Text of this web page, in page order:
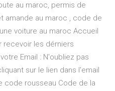
au maroc, permis de
amande au maroc , code de
voiture au maroc Accueil
recevoir les dérniers
Email : N'oubliez pas
sur le lien dans l'email
code rousseau ‎Code de la